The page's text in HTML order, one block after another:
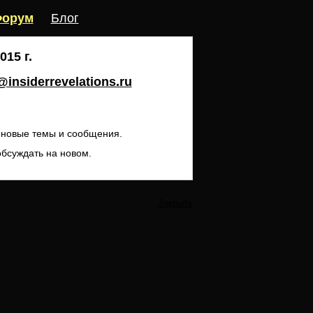
Блог
г.
темы и сообщения.
на новом.